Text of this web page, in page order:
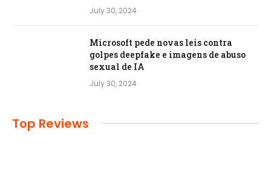
July 30, 2024
Microsoft pede novas leis contra
golpes deepfake e imagens de abuso
sexual de IA
July 30, 2024
Top Reviews